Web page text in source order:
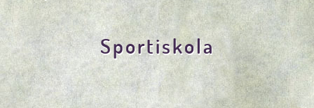
Sportiskola